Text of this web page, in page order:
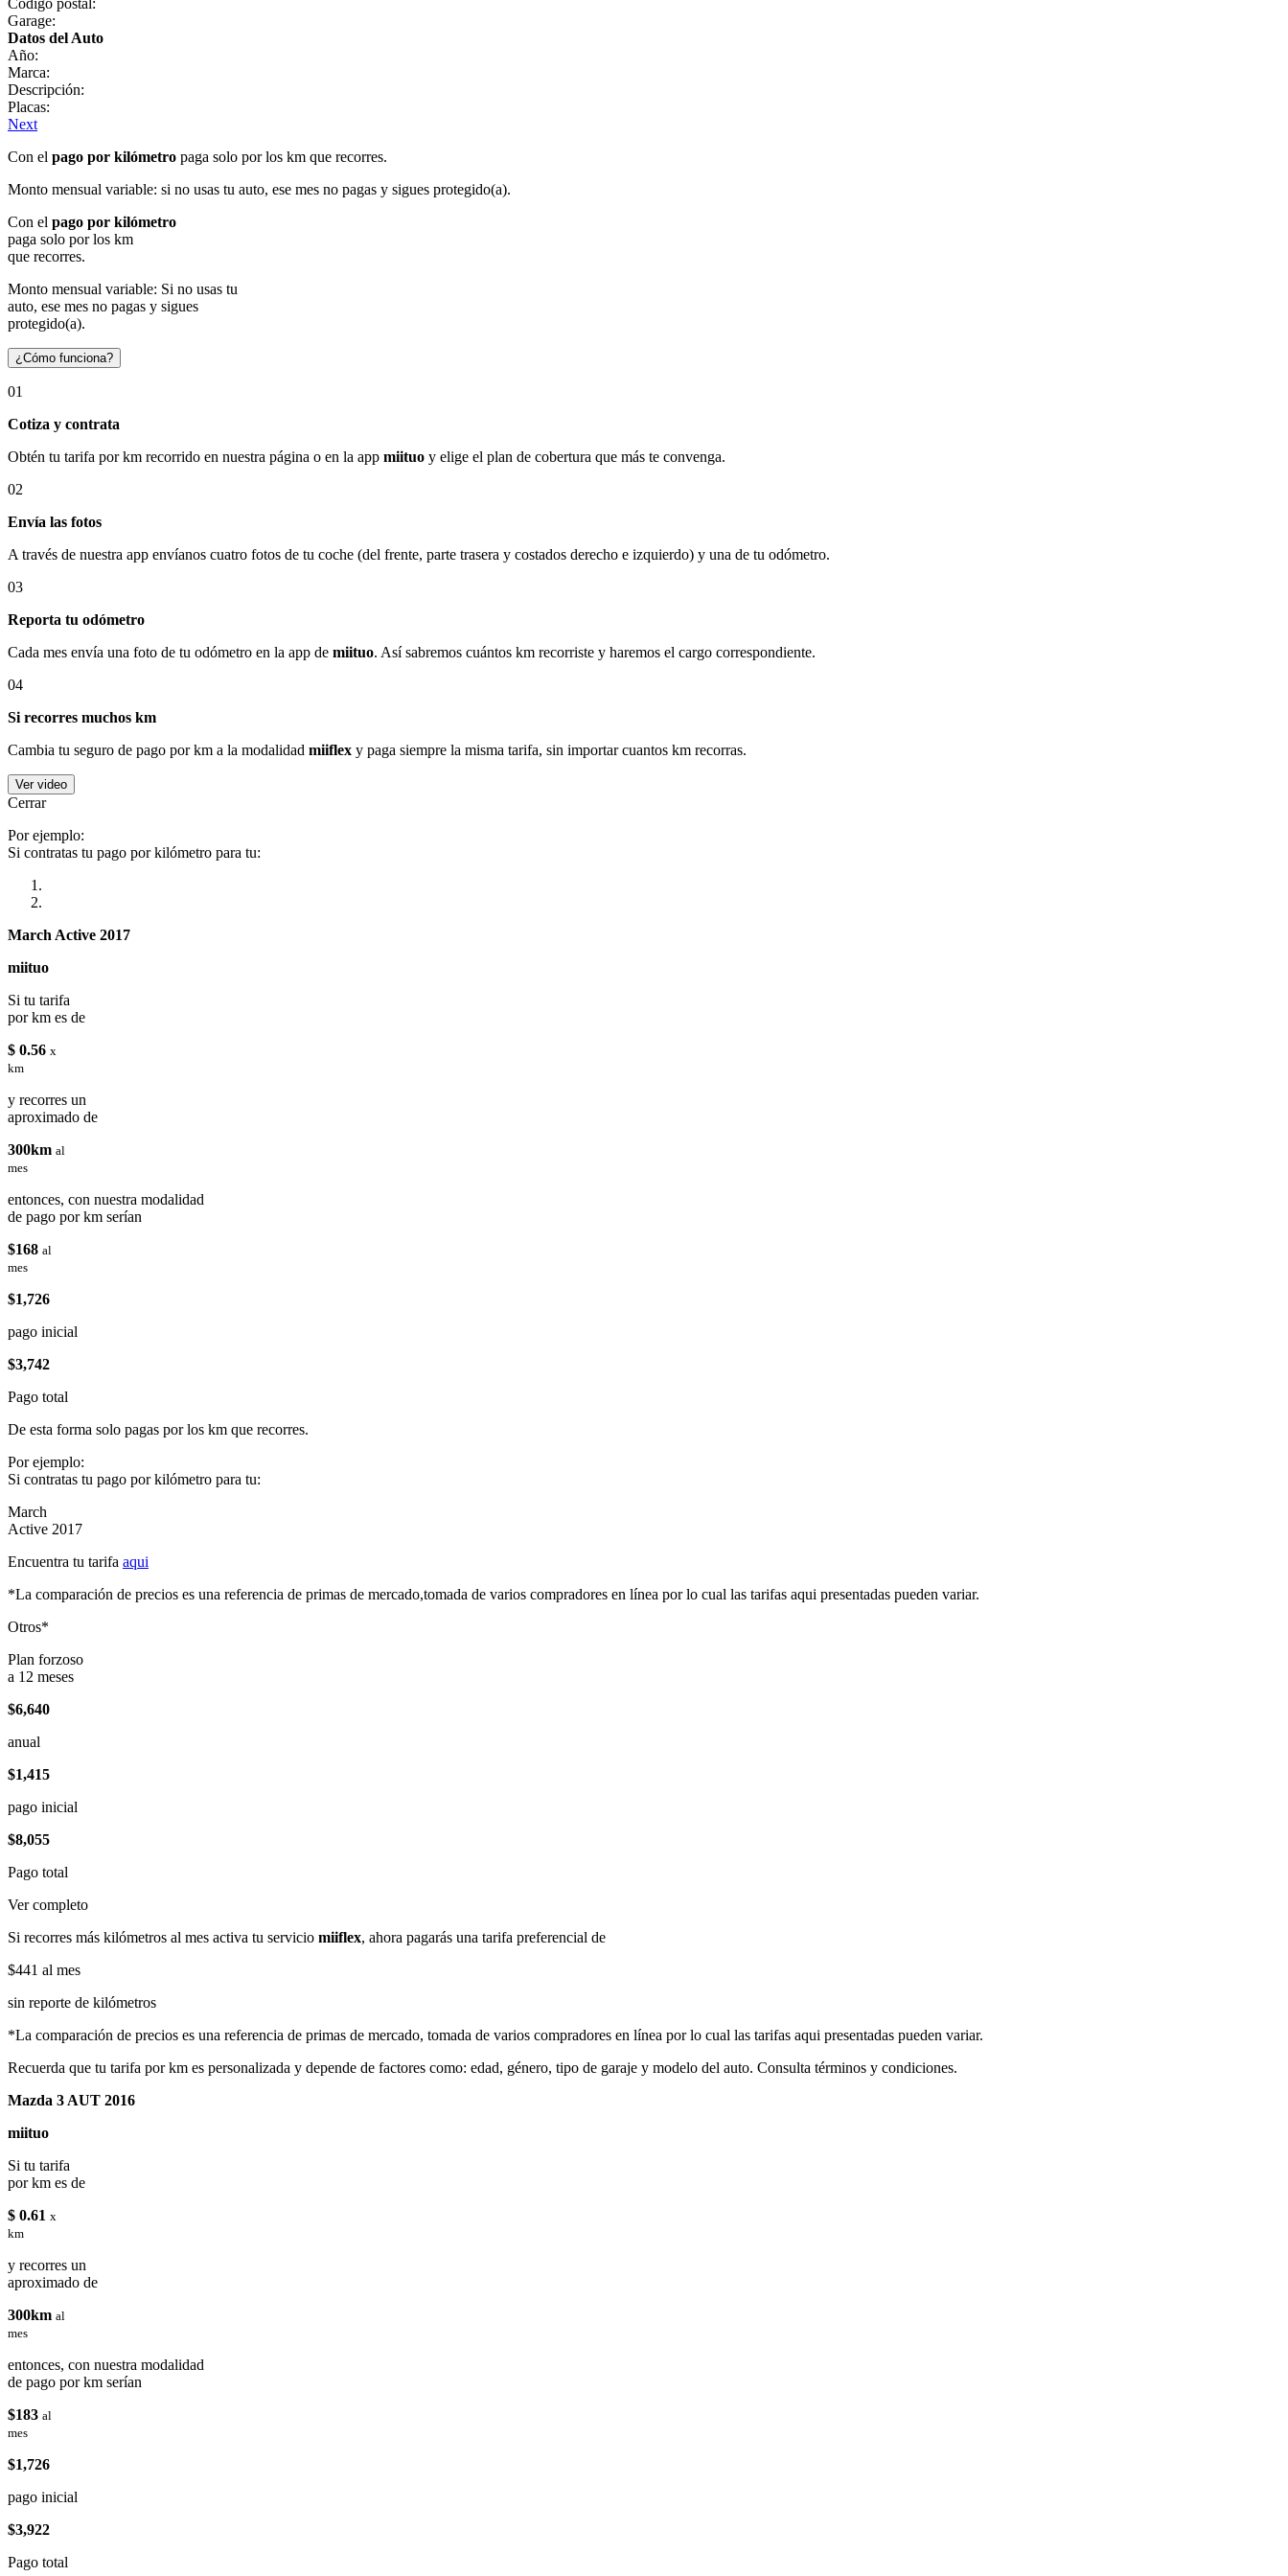
Garage:
Datos del Auto
Año:
Marca:
Descripción:
Placas:
Next
Con el pago por kilómetro paga solo por los km que recorres.
Monto mensual variable: si no usas tu auto, ese mes no pagas y sigues protegido(a).
Con el pago por kilómetro
paga solo por los km
que recorres.
Monto mensual variable: Si no usas tu
auto, ese mes no pagas y sigues
protegido(a).
¿Cómo funciona?
01
Cotiza y contrata
Obtén tu tarifa por km recorrido en nuestra página o en la app miituo y elige el plan de cobertura que más te convenga.
02
Envía las fotos
A través de nuestra app envíanos cuatro fotos de tu coche (del frente, parte trasera y costados derecho e izquierdo) y una de tu odómetro.
03
Reporta tu odómetro
Cada mes envía una foto de tu odómetro en la app de miituo. Así sabremos cuántos km recorriste y haremos el cargo correspondiente.
04
Si recorres muchos km
Cambia tu seguro de pago por km a la modalidad miiflex y paga siempre la misma tarifa, sin importar cuantos km recorras.
Ver video
Cerrar
Por ejemplo:
Si contratas tu pago por kilómetro para tu:
March Active 2017
miituo
Si tu tarifa
por km es de
$ 0.56 x
km
y recorres un
aproximado de
300km al
mes
entonces, con nuestra modalidad
de pago por km serían
$168 al
mes
$1,726
pago inicial
$3,742
Pago total
De esta forma solo pagas por los km que recorres.
Por ejemplo:
Si contratas tu pago por kilómetro para tu:
March
Active 2017
Encuentra tu tarifa aqui
*La comparación de precios es una referencia de primas de mercado,tomada de varios compradores en línea por lo cual las tarifas aqui presentadas pueden variar.
Otros*
Plan forzoso
a 12 meses
$6,640
anual
$1,415
pago inicial
$8,055
Pago total
Ver completo
Si recorres más kilómetros al mes activa tu servicio miiflex, ahora pagarás una tarifa preferencial de
$441 al mes
sin reporte de kilómetros
*La comparación de precios es una referencia de primas de mercado, tomada de varios compradores en línea por lo cual las tarifas aqui presentadas pueden variar.
Recuerda que tu tarifa por km es personalizada y depende de factores como: edad, género, tipo de garaje y modelo del auto. Consulta términos y condiciones.
Mazda 3 AUT 2016
miituo
Si tu tarifa
por km es de
$ 0.61 x
km
y recorres un
aproximado de
300km al
mes
entonces, con nuestra modalidad
de pago por km serían
$183 al
mes
$1,726
pago inicial
$3,922
Pago total